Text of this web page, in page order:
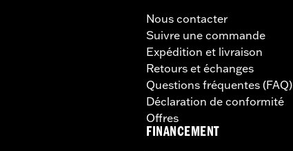
Nous contacter
Suivre une commande
Expédition et livraison
Retours et échanges
Questions fréquentes (FAQ)
Déclaration de conformité
Offres
FINANCEMENT